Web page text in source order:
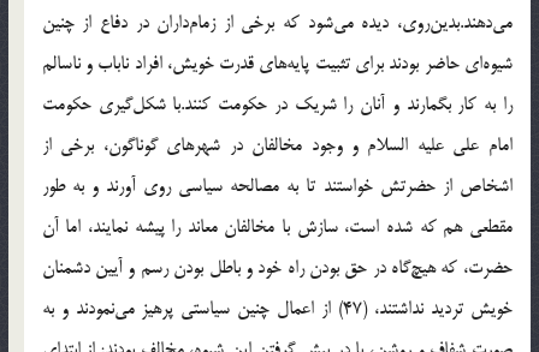
می‌دهند.بدین‌روی، دیده می‌شود كه برخی از زمام‌داران در دفاع از چنین
شیوه‌ای حاضر بودند برای تثبیت پایه‌های قدرت خویش، افراد ناباب و ناسالم
را به كار بگمارند و آنان را شریك در حكومت كنند.با شكل‌گیری حكومت
امام علی علیه السلام و وجود مخالفان در شهرهای گوناگون، برخی از
اشخاص از حضرتش خواستند تا به مصالحه سیاسی روی آورند و به طور
مقطعی هم كه شده است، سازش با مخالفان معاند را پیشه نمایند، اما آن
حضرت، كه هیچ‌گاه در حق بودن راه خود و باطل بودن رسم و آیین دشمنان
خویش تردید نداشتند، (47) از اعمال چنین سیاستی پرهیز می‌نمودند و به